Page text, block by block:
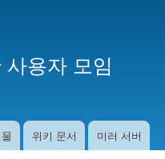
용자 모임
위키 문서 미러 서버